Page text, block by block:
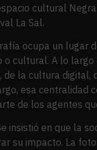
cultural
La Sal.
ocupa un lugar
cultural. A lo
la cultura
esa
de los agentes
insistió en que la
su impacto. La